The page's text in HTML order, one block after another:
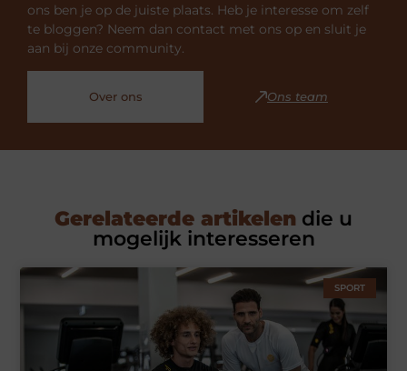
ons ben je op de juiste plaats. Heb je interesse om zelf
te bloggen? Neem dan contact met ons op en sluit je
aan bij onze community.
Over ons Ons team
Gerelateerde artikelen die u
mogelijk interesseren
SPORT